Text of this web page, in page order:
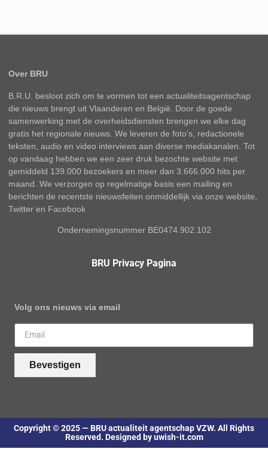
Over BRU
B.R.U. besloot zich om te vormen tot een actualiteitsagentschap
die nieuws brengt uit Vlaanderen en België. Door de goede
samenwerking met de overheidsdiensten brengen we elke dag
gratis het regionale nieuws. We leveren de foto’s, redactionele
teksten, audio en video interviews aan diverse mediakanalen. Tot
op vandaag hebben we een zeer druk bezochte website met
gemiddeld 139.000 bezoekers en meer dan 3.666.000 hits per
maand. We verzorgen op regelmatige basis een mailing en
berichten de recentste nieuwsfeiten onmiddellijk via onze website,
Twitter en Facebook
Ondernemingsnummer BE0474.902.102
BRU Privacy Pagina
Volg ons nieuws via email
Bevestigen
Copyright © 2025 — BRU actualiteit agentschap VZW. All Rights
Reserved. Designed by uwish-it.com